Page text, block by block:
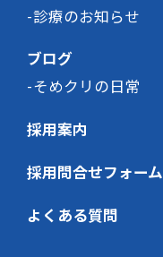
診療のお知らせ
ブログ
そめクリの日常
採用案内
採用問合せフォーム
よくある質問